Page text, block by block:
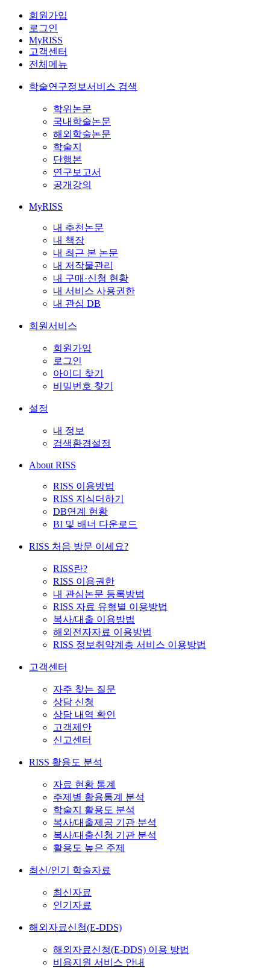
회원가입
로그인
MyRISS
고객센터
전체메뉴
학술연구정보서비스 검색
학위논문
국내학술논문
해외학술논문
학술지
단행본
연구보고서
공개강의
MyRISS
내 추천논문
내 책장
내 최근 본 논문
내 저작물관리
내 구매·신청 현황
내 서비스 사용권한
내 관심 DB
회원서비스
회원가입
로그인
아이디 찾기
비밀번호 찾기
설정
내 정보
검색환경설정
About RISS
RISS 이용방법
RISS 지식더하기
DB연계 현황
BI 및 배너 다운로드
RISS 처음 방문 이세요?
RISS란?
RISS 이용권한
내 관심논문 등록방법
RISS 자료 유형별 이용방법
복사/대출 이용방법
해외전자자료 이용방법
RISS 정보취약계층 서비스 이용방법
고객센터
자주 찾는 질문
상담 신청
상담 내역 확인
고객제안
신고센터
RISS 활용도 분석
자료 현황 통계
주제별 활용통계 분석
학술지 활용도 분석
복사/대출제공 기관 분석
복사/대출신청 기관 분석
활용도 높은 주제
최신/인기 학술자료
최신자료
인기자료
해외자료신청(E-DDS)
해외자료신청(E-DDS) 이용 방법
비용지원 서비스 안내